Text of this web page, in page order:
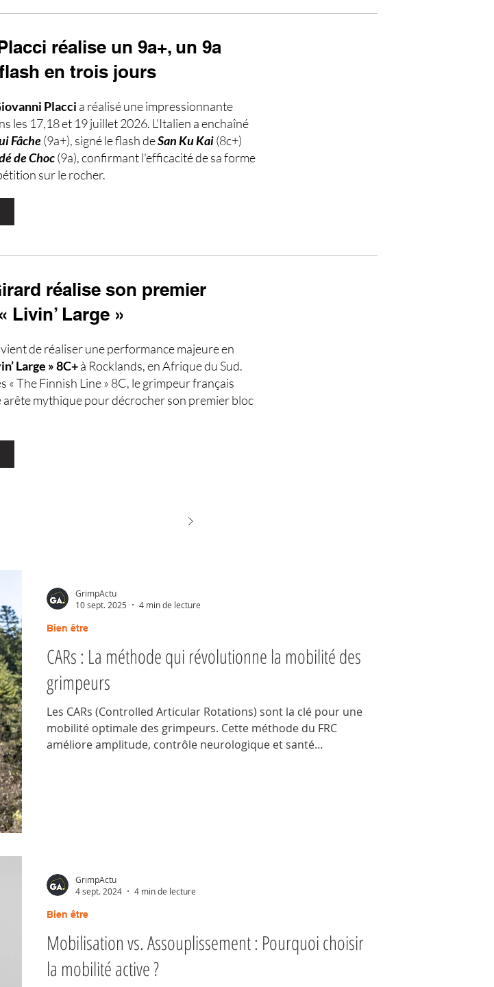
réalise un 9a+, un 9a
en trois jours
Placci a réalisé une impressionnante
les 17,18 et 19 juillet 2026. L'Italien a enchaîné
Fâche(9a+), signé le flash deSan Ku Kai(8c+)
de Choc(9a), confirmant l'efficacité de sa forme
sur le rocher.
réalise son premier
Livin’ Large »
vient de réaliser une performance majeure en
Large » 8C+à Rocklands, en Afrique du Sud.
« The Finnish Line » 8C, le grimpeur français
mythique pour décrocher son premier bloc
CARs : La méthode qui révolutionne la mobilité des
grimpeurs
Les CARs (Controlled Articular Rotations) sont la clé pour une
mobilité optimale des grimpeurs. Cette méthode du FRC
améliore amplitude, contrôle neurologique et santé
Bien être
GrimpActu
10 sept. 2025
4 min de lecture
Mobilisation vs. Assouplissement : Pourquoi choisir
la mobilité active ?
Bien être
GrimpActu
4 sept. 2024
4 min de lecture